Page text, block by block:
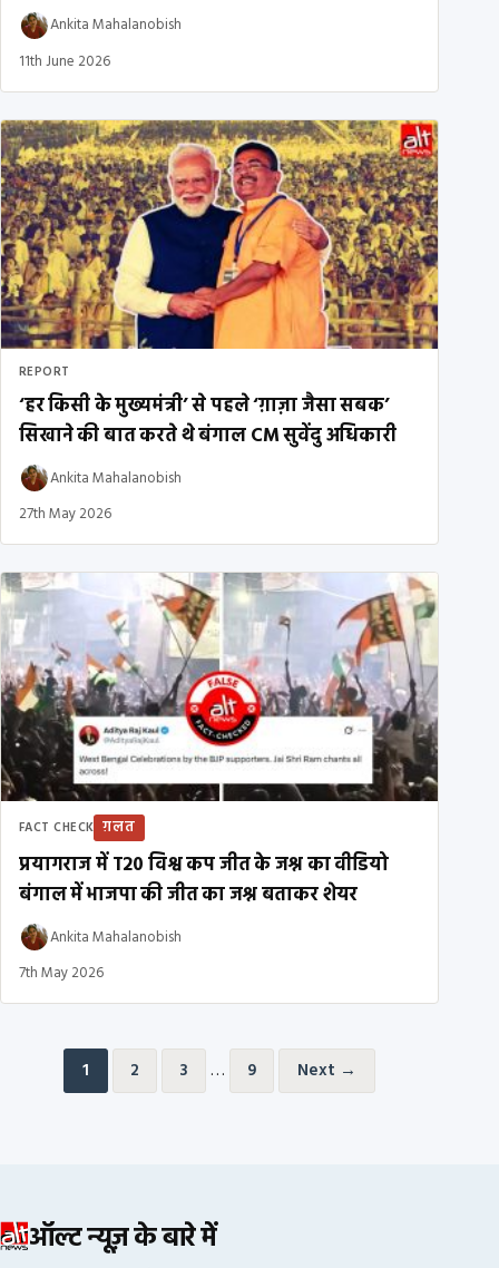
Ankita Mahalanobish
11th June 2026
REPORT
‘हर किसी के मुख्यमंत्री’ से पहले ‘ग़ाज़ा जैसा सबक’
सिखाने की बात करते थे बंगाल CM सुवेंदु अधिकारी
Ankita Mahalanobish
27th May 2026
FACT CHECK ग़लत
प्रयागराज में T20 विश्व कप जीत के जश्न का वीडियो
बंगाल में भाजपा की जीत का जश्न बताकर शेयर
Ankita Mahalanobish
7th May 2026
Posts pagination
1 2 3 … 9 Next →
ऑल्ट न्यूज़ के बारे में